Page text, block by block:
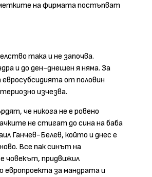
на фирмата постъпват
така и не започва.
и до ден-днешен я няма. За
от половин
изчезва.
че никога не е ровено
не стигат до сина на баба
Ганчев-Белев, който и днес е
Все пак синът на
човекът, придвижил
европроекта за мандрата и